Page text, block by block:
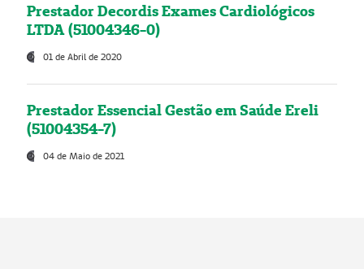
Prestador Decordis Exames Cardiológicos
LTDA (51004346-0)
01 de Abril de 2020
Prestador Essencial Gestão em Saúde Ereli
(51004354-7)
04 de Maio de 2021